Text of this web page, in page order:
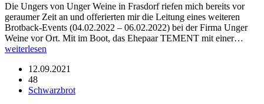
Die Ungers von Unger Weine in Frasdorf riefen mich bereits vor
geraumer Zeit an und offerierten mir die Leitung eines weiteren
Brotback-Events (04.02.2022 – 06.02.2022) bei der Firma Unger
Weine vor Ort. Mit im Boot, das Ehepaar TEMENT mit einer…
weiterlesen
12.09.2021
48
Schwarzbrot